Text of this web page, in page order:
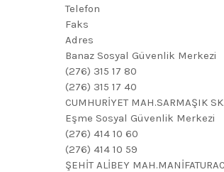
Telefon
Faks
Adres
Banaz Sosyal Güvenlik Merkezi
(276) 315 17 80
(276) 315 17 40
CUMHURİYET MAH.SARMAŞIK
Eşme Sosyal Güvenlik Merkezi
(276) 414 10 60
(276) 414 10 59
ŞEHİT ALİBEY